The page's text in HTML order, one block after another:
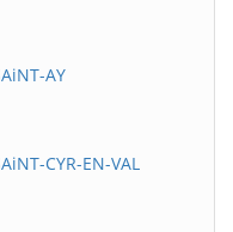
AY
CYR-EN-VAL